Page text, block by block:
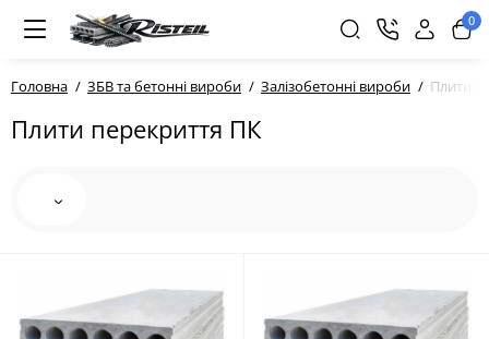
0
Головна ЗБВ та бетонні вироби Залізобетонні вироби Плити
Плити перекриття ПК